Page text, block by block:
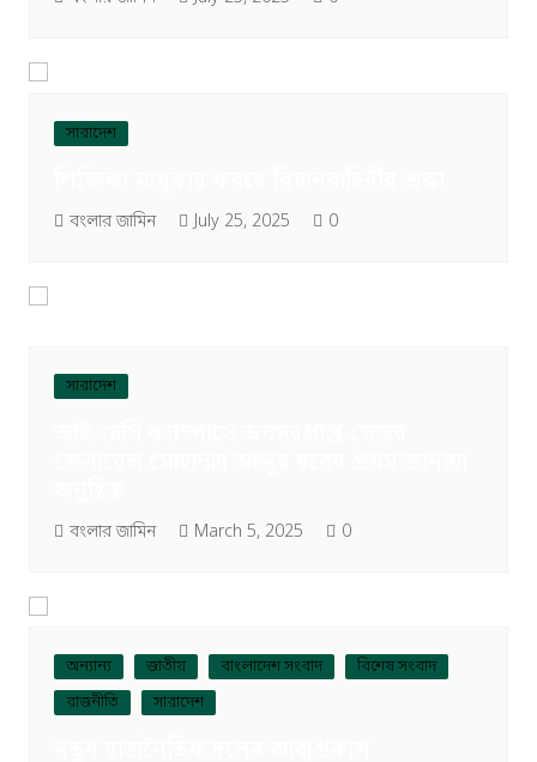
সারাদেশ
বংলার জামিন July 25, 2025 0
সারাদেশ
বংলার জামিন March 5, 2025 0
অন্যান্য জাতীয় বাংলাদেশ সংবাদ
বিশেষ সংবাদ
রাজনীতি
সারাদেশ